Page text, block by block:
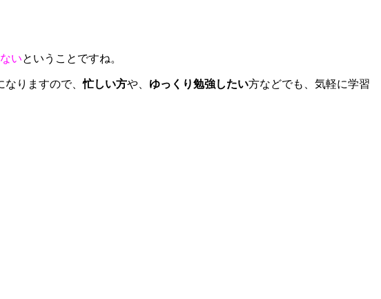
いということですね。
なりますので、忙しい方や、 ゆっくり勉強したい方などでも、気軽に学習